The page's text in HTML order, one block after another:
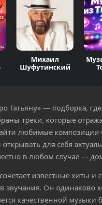
Михаил
Шуфутинский
Татьяну» — подборка,
треки, которые
любимые композиции
для себя
в любом случае —
известные хиты
звучания. Он одинаково
качественной музыки